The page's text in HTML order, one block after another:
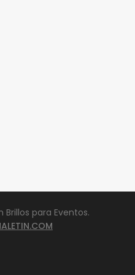
Brillos para Eventos.